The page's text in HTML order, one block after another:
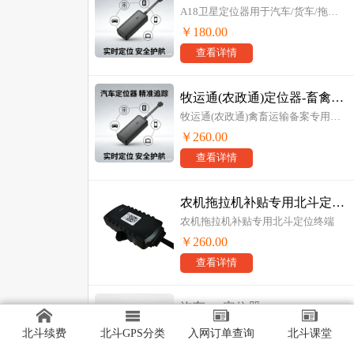
A18卫星定位器用于汽车/货车/拖拉机等车辆的北斗定位管理
￥180.00
查看详情
牧运通(农政通)定位器-畜禽运输备案专用北斗终端
牧运通(农政通)禽畜运输备案专用定位器
￥260.00
查看详情
农机拖拉机补贴专用北斗定位终端
农机拖拉机补贴专用北斗定位终端
￥260.00
查看详情
汽车gps定位器
北斗续费 北斗GPS分类 入网订单查询 北斗课堂